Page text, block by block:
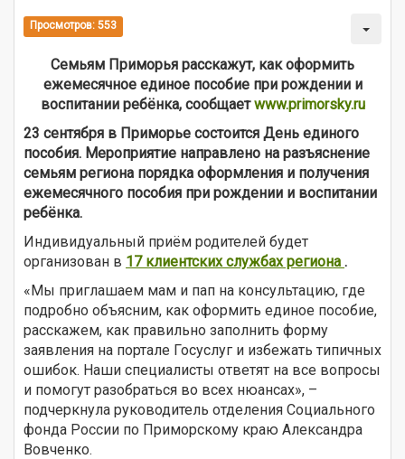
Просмотров: 553
Семьям Приморья расскажут, как оформить
ежемесячное единое пособие при рождении и
воспитании ребёнка, сообщаетwww.primorsky.ru
23 сентября в Приморье состоится День единого
пособия. Мероприятие направлено на разъяснение
семьям региона порядка оформления и получения
ежемесячного пособия при рождении и воспитании
ребёнка.
Индивидуальный приём родителей будет
организован в 17 клиентских службах региона .
«Мы приглашаем мам и пап на консультацию, где
подробно объясним, как оформить единое пособие,
расскажем, как правильно заполнить форму
заявления на портале Госуслуг и избежать типичных
ошибок. Наши специалисты ответят на все вопросы
и помогут разобраться во всех нюансах», –
подчеркнула руководитель отделения Социального
фонда России по Приморскому краю Александра
Вовченко.